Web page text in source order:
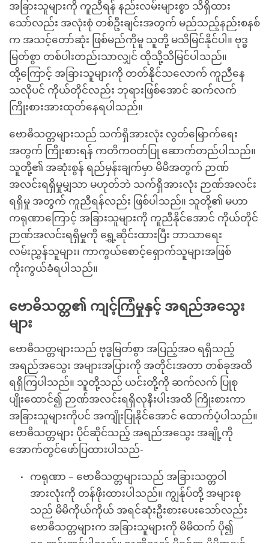
အခြားသူများကို ကူညီရန် နည်းလမ်းများစွာ သိရှိထား
သော်လည်း အလုံးစုံ တစ်ဦးချင်းအတွက် မည်သည့်နည်းစနစ်
က အသင့်တော်ဆုံး ဖြစ်မည်ကိုမူ သူတို့ မသိမြင်နိုင်ပါ။ ဗုဒ္ဓ
မြတ်စွာ တစ်ပါးတည်းသာလျှင် ထိုသို့သိမြင်ပါသည်။
ထို့ကြောင့် အခြားသူများကို တတ်နိုင်သလောက် ကူညီနေ
သလိုပင် ကိုယ်တိုင်လည်း ဘုရားဖြစ်အောင် ဆက်လက်
ကြိုးစားအားထုတ်နေရပါသည်။
ဗောဓိသတ္တများသည် သက်ရှိအားလုံး လွတ်မြောက်ရေး
အတွက် ကြိုးစားရန် ကတိကဝတ်ပြု ဆောက်တည်ပါသည်။
သူတို့၏ အဆုံးစွန် ရည်မှန်းချက်မှာ မိမိအတွက် ဉာဏ်
အလင်းရရှိမှုမျှသာ မဟုတ်ဘဲ သက်ရှိအားလုံး ဉာဏ်အလင်း
ရရှိမှု အတွက် ကူညီရန်လည်း ဖြစ်ပါသည်။ သူတို့၏ မဟာ
ကရုဏာကြောင့် အခြားသူများကို ကူညီနိုင်အောင် ကိုယ်တိုင်
ဉာဏ်အလင်းရရှိမှုကို ရွှေ့ဆိုင်းထားပြီး ဘာသာရေး
လမ်းညွှန်သူများ၊ ကာကွယ်စောင့်ရှောက်သူများအဖြစ်
ကိုးကွယ်ခံရပါသည်။
ဗောဓိသတ္တ၏ ကျင့်ကြံမှုနှင့် အရည်အသွေး
များ
ဗောဓိသတ္တများသည် ဗုဒ္ဓမြတ်စွာ အပြည့်အဝ ရရှိသည့်
အရည်အသွေး အများအပြားကို အတိုင်းအတာ တစ်ခုအထိ
ရရှိကြပါသည်။ သူတို့သည် ယင်းတို့ကို ဆက်လက် ပြုစု
ပျိုးထောင်၍ ဉာဏ်အလင်းရရှိလုနီးပါးအထိ ကြိုးစားကာ
အခြားသူများကိုပင် အကျိုးပြုနိုင်အောင် ထောက်ပံ့ပါသည်။
ဗောဓိသတ္တများ ပိုင်ဆိုင်သည့် အရည်အသွေး အချို့ကို
အောက်တွင်ဖော်ပြထားပါသည်-
ကရုဏာ – ဗောဓိသတ္တများသည် အခြားသတ္တဝါ
အားလုံးကို တန်ဖိုးထားပါသည်။ ကျွန်ုပ်တို့ အများစု
သည် မိမိကိုယ်ကိုယ် အရင်ဆုံးဦးစားပေးသော်လည်း
ဗောဓိသတ္တများက အခြားသူများကို မိမိထက် ပို၍